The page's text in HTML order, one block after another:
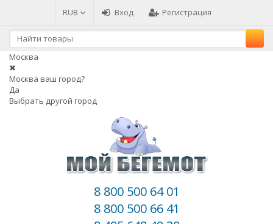
RUB Вход Регистрация
Москва
✖
Москва ваш город?
Да
Выбрать другой город
8 800 500 64 01
8 800 500 66 41